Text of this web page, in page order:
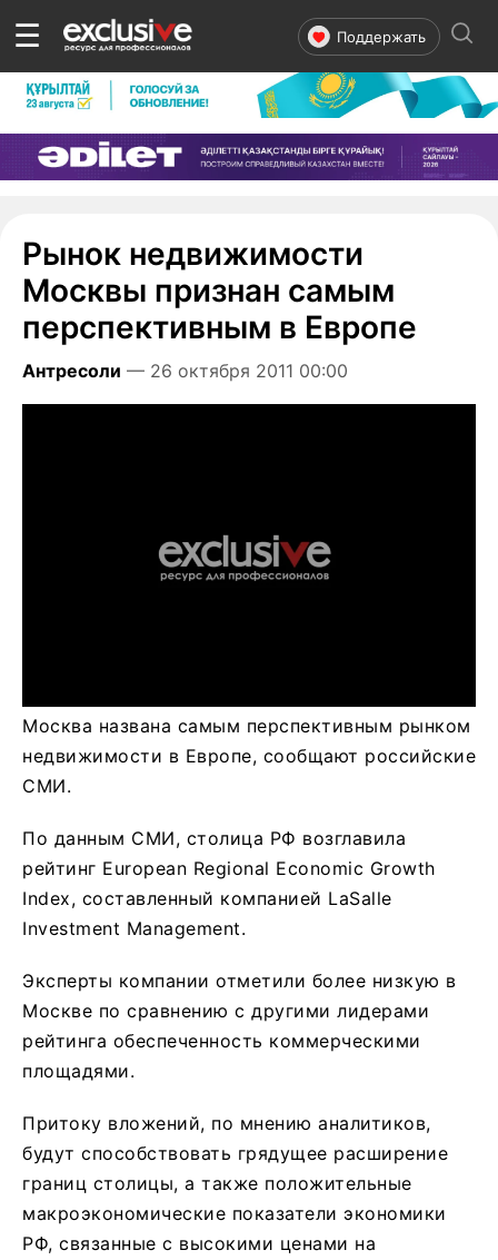
☰ Поддержать
Рынок недвижимости
Москвы признан самым
перспективным в Европе
Антресоли — 26 октября 2011 00:00
Москва названа самым перспективным рынком
недвижимости в Европе, сообщают российские
СМИ.
По данным СМИ, столица РФ возглавила
рейтинг European Regional Economic Growth
Index, составленный компанией LaSalle
Investment Management.
Эксперты компании отметили более низкую в
Москве по сравнению с другими лидерами
рейтинга обеспеченность коммерческими
площадями.
Притоку вложений, по мнению аналитиков,
будут способствовать грядущее расширение
границ столицы, а также положительные
макроэкономические показатели экономики
РФ, связанные с высокими ценами на